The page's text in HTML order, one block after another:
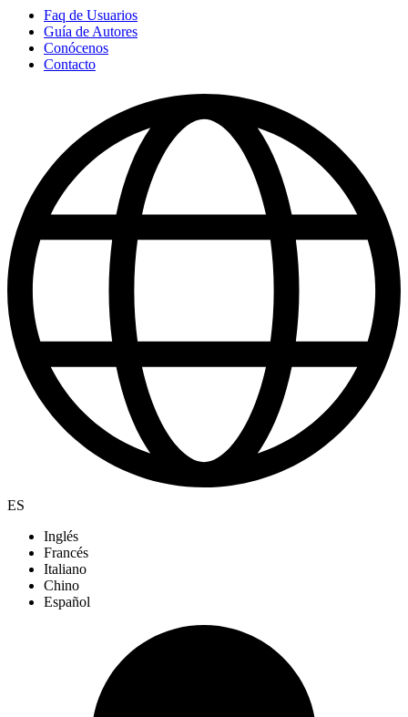
Faq de Usuarios
Guía de Autores
Conócenos
Contacto
ES
Inglés
Francés
Italiano
Chino
Español